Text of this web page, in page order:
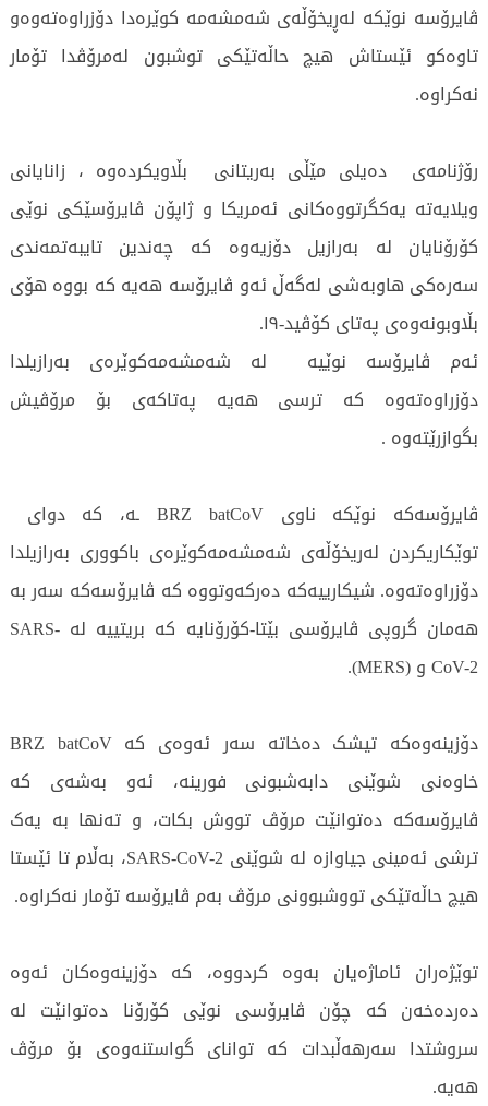
ڤایرۆسه‌ نوێكه‌ له‌ڕیخۆڵه‌ی شه‌مشه‌مه‌ كوێره‌دا دۆزراوه‌ته‌وه‌و
تاوه‌كو ئێستاش هیچ حاڵه‌تێكی توشبون له‌مرۆڤدا تۆمار
نه‌كراوه‌.
رۆژنامه‌ی ده‌یلی مێڵی به‌ریتانی بڵاویكرده‌وه‌ ، زانایانی
ویلایەتە یەکگرتووەکانی ئەمریکا و ژاپۆن ڤایرۆسێكی نوێی
کۆرۆنایان لە بەرازیل دۆزیەوە کە چەندین تایبەتمەندی
سەرەکی هاوبەشی لەگەڵ ئەو ڤایرۆسە هەیە کە بووە هۆی
بڵاوبونه‌وه‌ی پەتای کۆڤید-١٩.
ئه‌م ڤایرۆسه‌ نوێیه‌ لە شەمشەمەکوێرەی به‌رازیلدا
دۆزراوه‌ته‌وه‌ كه‌ ترسی هه‌یه‌ په‌تاكه‌ی بۆ مرۆڤیش
بگوازرێته‌وه‌ .
ڤایرۆسەکە نوێكه‌ ناوی BRZ batCoV ـە، كه‌ دوای
توێكاریكردن له‌ریخۆڵه‌ی شەمشەمەکوێرەی باکووری بەرازیلدا
دۆزراوه‌ته‌وه‌. شیکارییەکە دەرکەوتووە کە ڤایرۆسەکە سەر بە
هەمان گروپی ڤایرۆسی بێتا-کۆرۆنایە کە بریتییە لە SARS-
CoV-2 و (MERS).
دۆزینەوەکە تیشک دەخاتە سەر ئەوەی کە BRZ batCoV
خاوەنی شوێنی دابه‌شبونی فورینە، ئەو بەشەی کە
ڤایرۆسەکە دەتوانێت مرۆڤ تووش بکات، و تەنها بە یەک
ترشی ئەمینی جیاوازە لە شوێنی SARS-CoV-2، بەڵام تا ئێستا
هیچ حاڵەتێکی تووشبوونی مرۆڤ بەم ڤایرۆسە تۆمار نەکراوە.
توێژەران ئاماژەیان بەوە کردووە، کە دۆزینەوەکان ئەوە
دەردەخەن کە چۆن ڤایرۆسی نوێی کۆرۆنا دەتوانێت لە
سروشتدا سەرهەڵبدات کە توانای گواستنه‌وه‌ی بۆ مرۆڤ
هەیە.